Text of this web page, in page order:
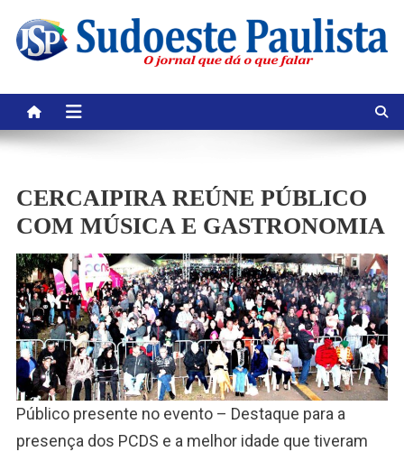
content
CERCAIPIRA REÚNE PÚBLICO
COM MÚSICA E GASTRONOMIA
Público presente no evento – Destaque para a
presença dos PCDS e a melhor idade que tiveram